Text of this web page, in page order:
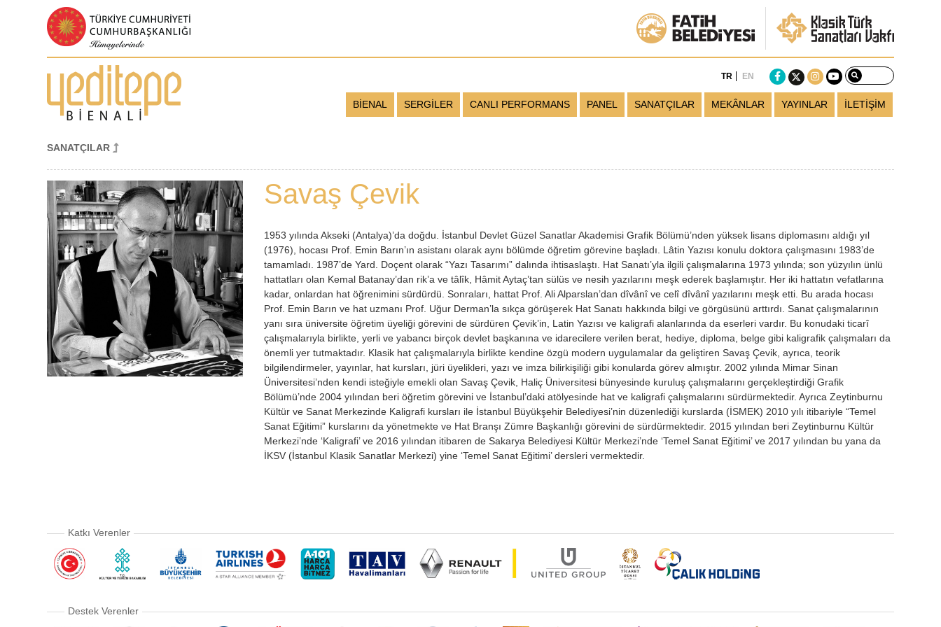
TR EN
BİENAL SERGİLER CANLI PERFORMANS PANEL SANATÇILAR MEKÂNLAR YAYINLAR İLETİŞİM
SANATÇILAR
Savaş Çevik
1953 yılında Akseki (Antalya)’da doğdu. İstanbul Devlet Güzel Sanatlar Akademisi Grafik Bölümü’nden yüksek lisans diplomasını aldığı yıl
(1976), hocası Prof. Emin Barın’ın asistanı olarak aynı bölümde öğretim görevine başladı. Lâtin Yazısı konulu doktora çalışmasını 1983’de
tamamladı. 1987’de Yard. Doçent olarak “Yazı Tasarımı” dalında ihtisaslaştı. Hat Sanatı’yla ilgili çalışmalarına 1973 yılında; son yüzyılın ünlü
hattatları olan Kemal Batanay’dan rik’a ve tâlîk, Hâmit Aytaç’tan sülüs ve nesih yazılarını meşk ederek başlamıştır. Her iki hattatın vefatlarına
kadar, onlardan hat öğrenimini sürdürdü. Sonraları, hattat Prof. Ali Alparslan’dan dîvânî ve celî dîvânî yazılarını meşk etti. Bu arada hocası
Prof. Emin Barın ve hat uzmanı Prof. Uğur Derman’la sıkça görüşerek Hat Sanatı hakkında bilgi ve görgüsünü arttırdı. Sanat çalışmalarının
yanı sıra üniversite öğretim üyeliği görevini de sürdüren Çevik’in, Latin Yazısı ve kaligrafi alanlarında da eserleri vardır. Bu konudaki ticarî
çalışmalarıyla birlikte, yerli ve yabancı birçok devlet başkanına ve idarecilere verilen berat, hediye, diploma, belge gibi kaligrafik çalışmaları da
önemli yer tutmaktadır. Klasik hat çalışmalarıyla birlikte kendine özgü modern uygulamalar da geliştiren Savaş Çevik, ayrıca, teorik
bilgilendirmeler, yayınlar, hat kursları, jüri üyelikleri, yazı ve imza bilirkişiliği gibi konularda görev almıştır. 2002 yılında Mimar Sinan
Üniversitesi’nden kendi isteğiyle emekli olan Savaş Çevik, Haliç Üniversitesi bünyesinde kuruluş çalışmalarını gerçekleştirdiği Grafik
Bölümü’nde 2004 yılından beri öğretim görevini ve İstanbul’daki atölyesinde hat ve kaligrafi çalışmalarını sürdürmektedir. Ayrıca Zeytinburnu
Kültür ve Sanat Merkezinde Kaligrafi kursları ile İstanbul Büyükşehir Belediyesi’nin düzenlediği kurslarda (İSMEK) 2010 yılı itibariyle “Temel
Sanat Eğitimi” kurslarını da yönetmekte ve Hat Branşı Zümre Başkanlığı görevini de sürdürmektedir. 2015 yılından beri Zeytinburnu Kültür
Merkezi’nde ‘Kaligrafi’ ve 2016 yılından itibaren de Sakarya Belediyesi Kültür Merkezi’nde ‘Temel Sanat Eğitimi’ ve 2017 yılından bu yana da
İKSV (İstanbul Klasik Sanatlar Merkezi) yine ‘Temel Sanat Eğitimi’ dersleri vermektedir.
Katkı Verenler
Destek Verenler